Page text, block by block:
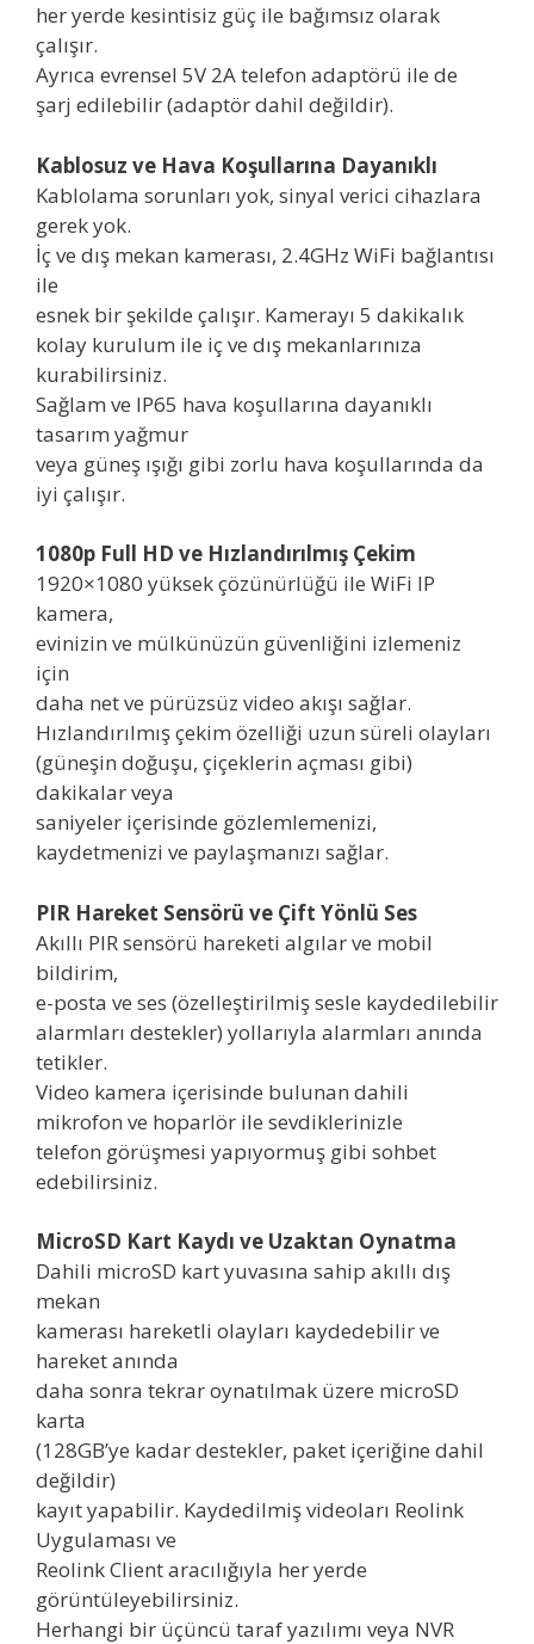
her yerde kesintisiz güç ile bağımsız olarak
çalışır.
Ayrıca evrensel 5V 2A telefon adaptörü ile de
şarj edilebilir (adaptör dahil değildir).
Kablosuz ve Hava Koşullarına Dayanıklı
Kablolama sorunları yok, sinyal verici cihazlara
gerek yok.
İç ve dış mekan kamerası, 2.4GHz WiFi bağlantısı
ile
esnek bir şekilde çalışır. Kamerayı 5 dakikalık
kolay kurulum ile iç ve dış mekanlarınıza
kurabilirsiniz.
Sağlam ve IP65 hava koşullarına dayanıklı
tasarım yağmur
veya güneş ışığı gibi zorlu hava koşullarında da
iyi çalışır.
1080p Full HD ve Hızlandırılmış Çekim
1920×1080 yüksek çözünürlüğü ile WiFi IP
kamera,
evinizin ve mülkünüzün güvenliğini izlemeniz
için
daha net ve pürüzsüz video akışı sağlar.
Hızlandırılmış çekim özelliği uzun süreli olayları
(güneşin doğuşu, çiçeklerin açması gibi)
dakikalar veya
saniyeler içerisinde gözlemlemenizi,
kaydetmenizi ve paylaşmanızı sağlar.
PIR Hareket Sensörü ve Çift Yönlü Ses
Akıllı PIR sensörü hareketi algılar ve mobil
bildirim,
e-posta ve ses (özelleştirilmiş sesle kaydedilebilir
alarmları destekler) yollarıyla alarmları anında
tetikler.
Video kamera içerisinde bulunan dahili
mikrofon ve hoparlör ile sevdiklerinizle
telefon görüşmesi yapıyormuş gibi sohbet
edebilirsiniz.
MicroSD Kart Kaydı ve Uzaktan Oynatma
Dahili microSD kart yuvasına sahip akıllı dış
mekan
kamerası hareketli olayları kaydedebilir ve
hareket anında
daha sonra tekrar oynatılmak üzere microSD
karta
(128GB’ye kadar destekler, paket içeriğine dahil
değildir)
kayıt yapabilir. Kaydedilmiş videoları Reolink
Uygulaması ve
Reolink Client aracılığıyla her yerde
görüntüleyebilirsiniz.
Herhangi bir üçüncü taraf yazılımı veya NVR